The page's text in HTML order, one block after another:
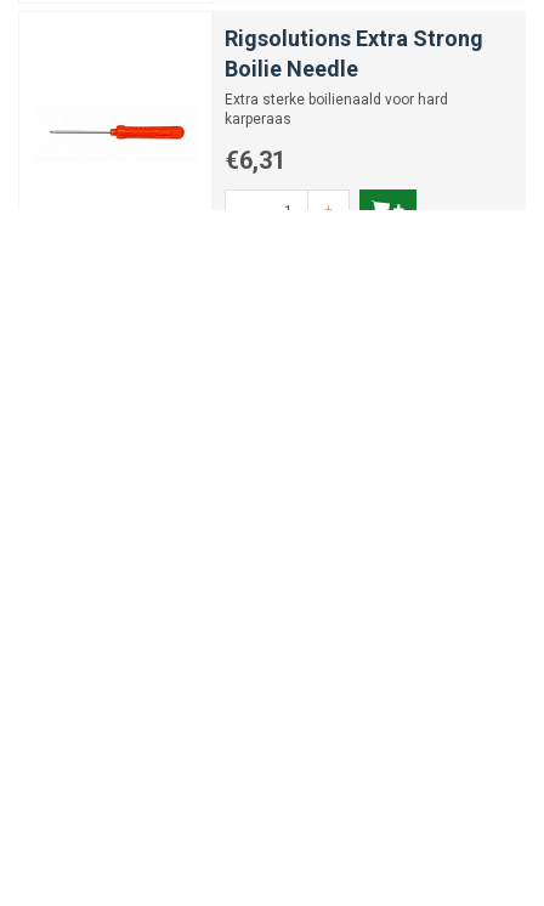
Rigsolutions Extra Strong
Boilie Needle
Extra sterke boilienaald voor hard
karperaas
€6,31
+